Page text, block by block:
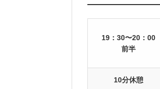
19：30〜20：00
前半
10分休憩